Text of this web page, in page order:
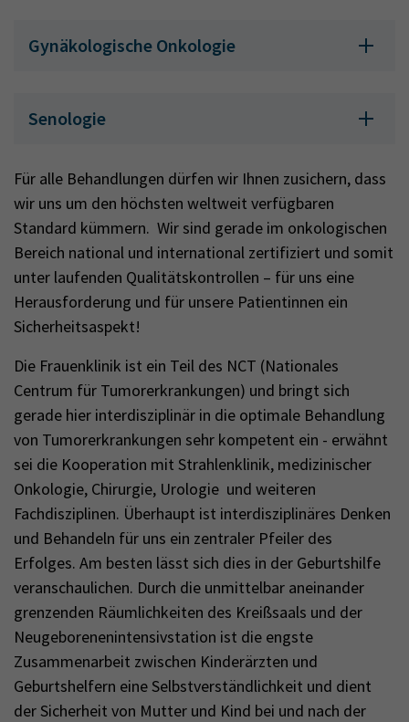
Gynäkologische Onkologie
Senologie
Für alle Behandlungen dürfen wir Ihnen zusichern, dass
wir uns um den höchsten weltweit verfügbaren
Standard kümmern. Wir sind gerade im onkologischen
Bereich national und international zertifiziert und somit
unter laufenden Qualitätskontrollen – für uns eine
Herausforderung und für unsere Patientinnen ein
Sicherheitsaspekt!
Die Frauenklinik ist ein Teil des NCT (Nationales
Centrum für Tumorerkrankungen) und bringt sich
gerade hier interdisziplinär in die optimale Behandlung
von Tumorerkrankungen sehr kompetent ein - erwähnt
sei die Kooperation mit Strahlenklinik, medizinischer
Onkologie, Chirurgie, Urologie und weiteren
Fachdisziplinen. Überhaupt ist interdisziplinäres Denken
und Behandeln für uns ein zentraler Pfeiler des
Erfolges. Am besten lässt sich dies in der Geburtshilfe
veranschaulichen. Durch die unmittelbar aneinander
grenzenden Räumlichkeiten des Kreißsaals und der
Neugeborenenintensivstation ist die engste
Zusammenarbeit zwischen Kinderärzten und
Geburtshelfern eine Selbstverständlichkeit und dient
der Sicherheit von Mutter und Kind bei und nach der